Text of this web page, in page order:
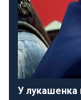
У лукашенка